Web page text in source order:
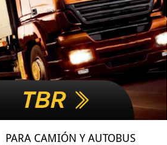
PARA CAMIÓN Y AUTOBUS